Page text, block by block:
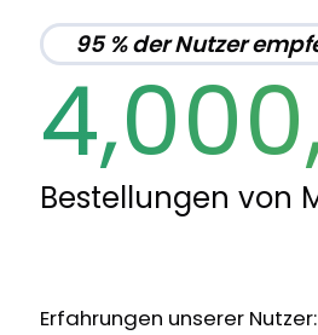
95 % der Nutzer
Bestellungen von
Erfahrungen unserer Nutzer: